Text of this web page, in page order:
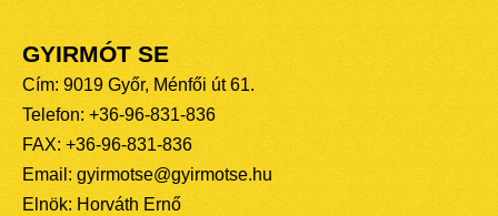
GYIRMÓT SE
Cím: 9019 Győr, Ménfői út 61.
Telefon: +36-96-831-836
FAX: +36-96-831-836
Email: gyirmotse@gyirmotse.hu
Elnök: Horváth Ernő